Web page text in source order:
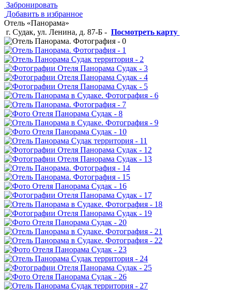
Забронировать
Добавить в избранное
Отель «Панорама»
г. Судак, ул. Ленина, д. 87-Б - Посмотреть карту